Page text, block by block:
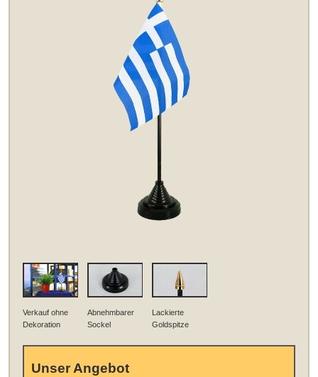
Verkauf ohne
Dekoration
Abnehmbarer
Sockel
Lackierte
Goldspitze
Unser Angebot